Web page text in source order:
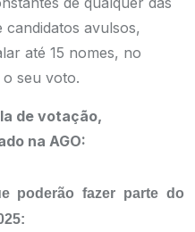
candidatos avulsos,
até 15 nomes, no
seu voto.
de votação,
na AGO:
poderão fazer parte do